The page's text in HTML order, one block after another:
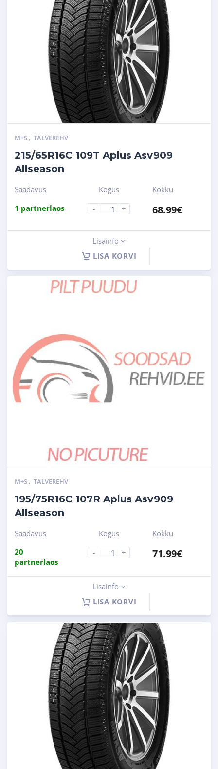
M+S , TALVEREHV
215/65R16C 109T Aplus Asv909
Allseason
Saadavus
1 partnerlaos
Kogus
-
+
Kokku
68.99€
Lisainfo
LISA KORVI
M+S , TALVEREHV
195/75R16C 107R Aplus Asv909
Allseason
Saadavus
20
partnerlaos
Kogus
-
+
Kokku
71.99€
Lisainfo
LISA KORVI